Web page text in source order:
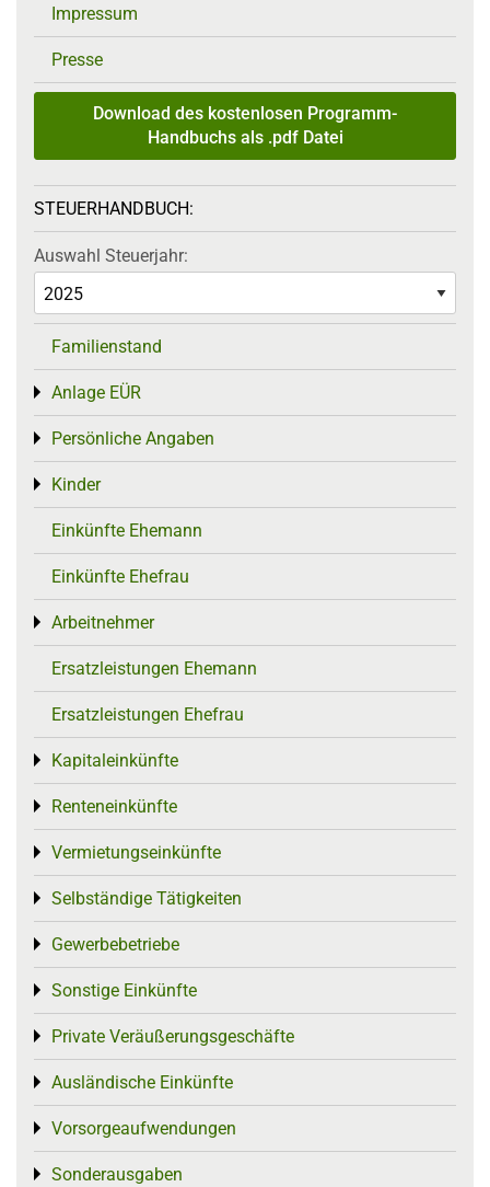
Impressum
Presse
Download des kostenlosen Programm-
Handbuchs als .pdf Datei
STEUERHANDBUCH:
Auswahl Steuerjahr:
Familienstand
Anlage EÜR
Toggle menu
Persönliche Angaben
Toggle menu
Kinder
Toggle menu
Einkünfte Ehemann
Einkünfte Ehefrau
Arbeitnehmer
Toggle menu
Ersatzleistungen Ehemann
Ersatzleistungen Ehefrau
Kapitaleinkünfte
Toggle menu
Renteneinkünfte
Toggle menu
Vermietungseinkünfte
Toggle menu
Selbständige Tätigkeiten
Toggle menu
Gewerbebetriebe
Toggle menu
Sonstige Einkünfte
Toggle menu
Private Veräußerungsgeschäfte
Toggle menu
Ausländische Einkünfte
Toggle menu
Vorsorgeaufwendungen
Toggle menu
Sonderausgaben
Toggle menu